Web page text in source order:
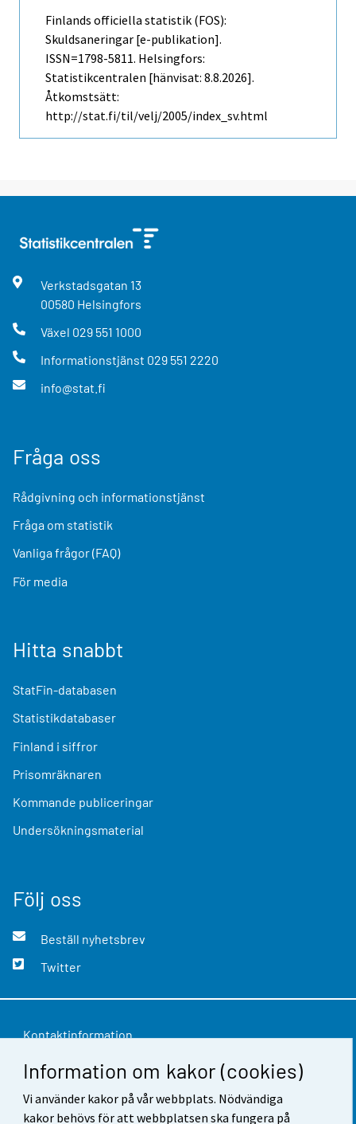
Information om kakor (cookies)
Vi använder kakor på vår webbplats. Nödvändiga
kakor behövs för att webbplatsen ska fungera på
Finlands officiella statistik (FOS):
Skuldsaneringar [e-publikation].
ISSN=1798-5811. Helsingfors:
Statistikcentralen [hänvisat: 8.8.2026].
Åtkomstsätt:
http://stat.fi/til/velj/2005/index_sv.html
Verkstadsgatan 13
00580 Helsingfors
Växel 029 551 1000
Informationstjänst 029 551 2220
info@stat.fi
Fråga oss
Rådgivning och informationstjänst
Fråga om statistik
Vanliga frågor (FAQ)
För media
Hitta snabbt
StatFin-databasen
Statistikdatabaser
Finland i siffror
Prisomräknaren
Kommande publiceringar
Undersökningsmaterial
Följ oss
Beställ nyhetsbrev
Twitter
Kontaktinformation
Respons
Användarvillkor